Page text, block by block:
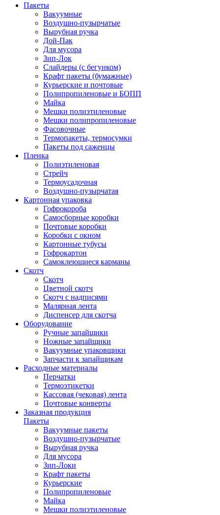
Пакеты
Вакуумные
Воздушно-пузырчатые
Вырубная ручка
Дой-Пак
Для мусора
Зип-Лок
Слайдеры (с бегунком)
Крафт пакеты (бумажные)
Курьерские и почтовые
Полипропиленовые и БОПП
Майка
Мешки полиэтиленовые
Мешки полипропиленовые
Фасовочные
Термопакеты, термосумки
Пакеты под саженцы
Пленка
Полиэтиленовая
Стрейч
Термоусадочная
Воздушно-пузырчатая
Картонная упаковка
Гофрокороба
Самосборные коробки
Почтовые коробки
Коробки с окном
Картонные тубусы
Гофрокартон
Самоклеющиеся карманы
Скотч
Скотч
Цветной скотч
Скотч с надписями
Малярная лента
Диспенсер для скотча
Оборудование
Ручные запайщики
Ножные запайщики
Вакуумные упаковщики
Запчасти к запайщикам
Расходные материалы
Перчатки
Термоэтикетки
Кассовая (чековая) лента
Почтовые конверты
Заказная продукция
Пакеты
Вакуумные пакеты
Воздушно-пузырчатые
Вырубная ручка
Для мусора
Зип-Локи
Крафт пакеты
Курьерские
Полипропиленовые
Майка
Мешки полиэтиленовые